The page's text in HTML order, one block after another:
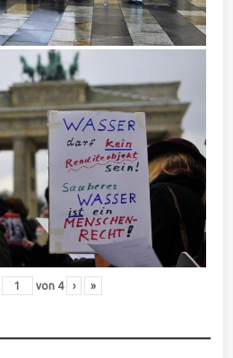
von 4 › »